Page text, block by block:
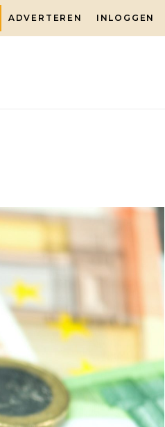
ADVERTEREN INLOGGEN